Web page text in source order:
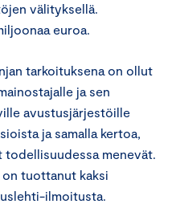
välityksellä.
euroa.
tarkoituksena on ollut
ja sen
avustusjärjestöille
ja samalla kertoa,
menevät.
on tuottanut kaksi
ilmoitusta.